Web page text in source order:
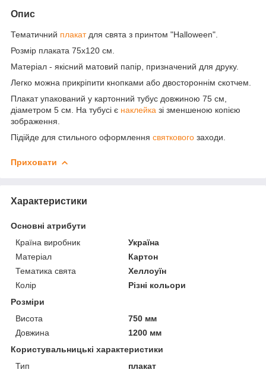
Опис
Тематичний плакатдля свята з принтом "Halloween".
Розмір плаката 75х120 см.
Матеріал - якісний матовий папір, призначений для друку.
Легко можна прикріпити кнопками або двостороннім скотчем.
Плакат упакований у картонний тубус довжиною 75 см,
діаметром 5 см. На тубусі є наклейка зі зменшеною копією
зображення.
Підійде для стильного оформлення святкового заходи.
Приховати
Характеристики
Основні атрибути
Країна виробник
Україна
Матеріал
Картон
Тематика свята
Хеллоуїн
Колір
Різні кольори
Розміри
Висота
750 мм
Довжина
1200 мм
Користувальницькі характеристики
Тип
плакат